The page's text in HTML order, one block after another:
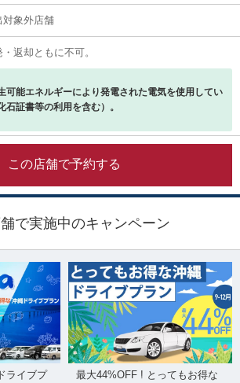
対象外店舗
・返却ともに不可。
可能エネルギーにより発電された電気を使用してい
石証書等の利用を含む）。
この店舗で予約する
で実施中のキャンペーン
ライブプ
最大44%OFF ! とってもお得な